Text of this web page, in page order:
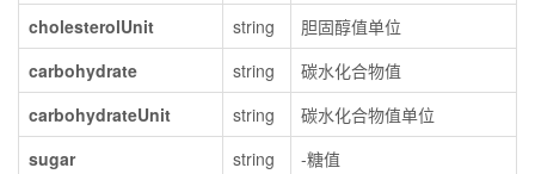
cholesterolUnit
string
胆固醇值单位
carbohydrate
string
碳水化合物值
carbohydrateUnit
string
碳水化合物值单位
sugar
string
-糖值